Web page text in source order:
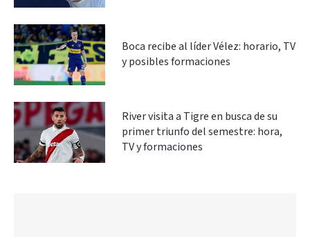
Boca recibe al líder Vélez: horario, TV
y posibles formaciones
River visita a Tigre en busca de su
primer triunfo del semestre: hora,
TV y formaciones